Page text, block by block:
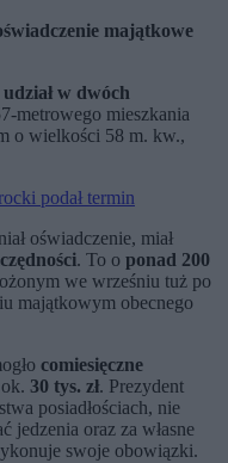
majątkowe
udział w dwóch
metrowego mieszkania
o wielkości 58 m. kw.,
podał termin
oświadczenie, miał
. To o ponad 200
we wrześniu tuż po
majątkowym obecnego
comiesięczne
30 tys. zł. Prezydent
posiadłościach, nie
jedzenia oraz za własne
swoje obowiązki.